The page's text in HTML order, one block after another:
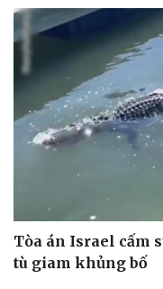
Cải chính
Tòa án Israel cấm
tù giam khủng bố